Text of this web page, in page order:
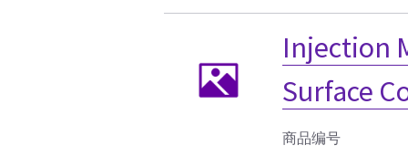
Injection
Surface
商品编号